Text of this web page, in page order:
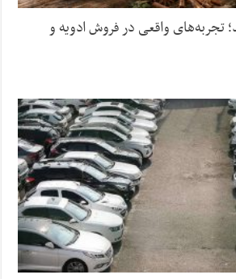
تجربه‌های واقعی در فروش ادویه و